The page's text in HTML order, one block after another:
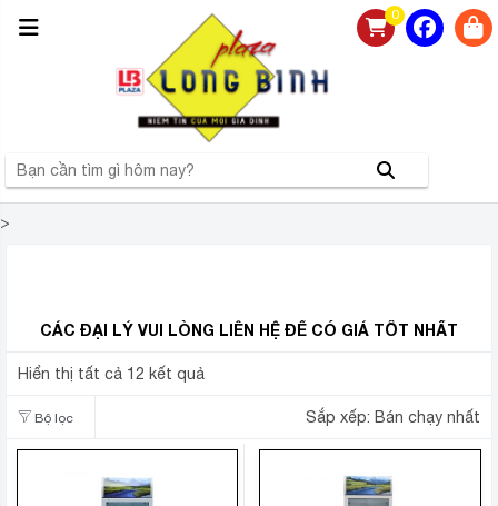
0
>
CÁC ĐẠI LÝ VUI LÒNG LIÊN HỆ ĐỂ CÓ GIÁ TỐT NHẤT
Hiển thị tất cả 12 kết quả
Bộ lọc Sắp xếp: Bán chạy nhất